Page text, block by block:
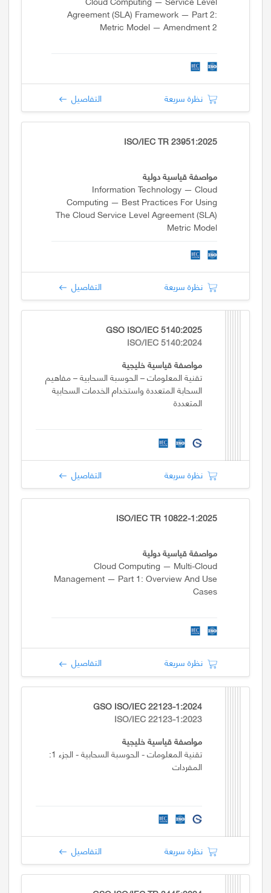
Agreement (SLA) Framework — Part 2:
Metric Model — Amendment 2
نظرة سريعة التفاصيل
ISO/IEC TR 23951:2025
مواصفة قياسية دولية
Information Technology — Cloud
Computing — Best Practices For Using
The Cloud Service Level Agreement (SLA)
Metric Model
نظرة سريعة التفاصيل
GSO ISO/IEC 5140:2025
ISO/IEC 5140:2024
مواصفة قياسية خليجية
تقنية المعلومات – الحوسبة السحابية – مفاهيم
السحابة المتعددة واستخدام الخدمات السحابية
المتعددة
نظرة سريعة التفاصيل
ISO/IEC TR 10822-1:2025
مواصفة قياسية دولية
Cloud Computing — Multi-Cloud
Management — Part 1: Overview And Use
Cases
نظرة سريعة التفاصيل
GSO ISO/IEC 22123-1:2024
ISO/IEC 22123-1:2023
مواصفة قياسية خليجية
تقنية المعلومات - الحوسبة السحابية - الجزء 1:
المفردات
نظرة سريعة التفاصيل